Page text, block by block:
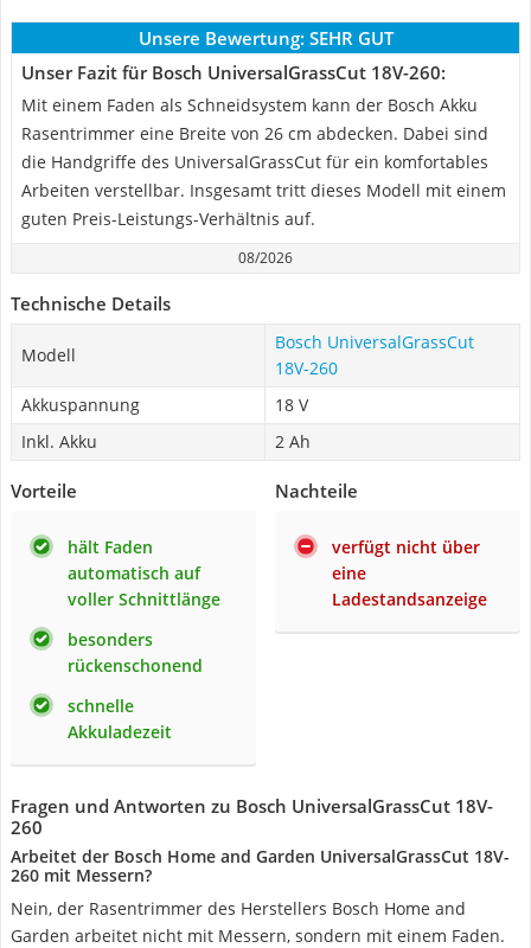
Unsere Bewertung: SEHR GUT
Unser Fazit für Bosch UniversalGrassCut 18V-260:
Mit einem Faden als Schneidsystem kann der Bosch Akku
Rasentrimmer eine Breite von 26 cm abdecken. Dabei sind
die Handgriffe des UniversalGrassCut für ein komfortables
Arbeiten verstellbar. Insgesamt tritt dieses Modell mit einem
guten Preis-Leistungs-Verhältnis auf.
08/2026
Technische Details
Modell
Bosch UniversalGrassCut
18V-260
Akkuspannung
18 V
Inkl. Akku
2 Ah
Vorteile
hält Faden
automatisch auf
voller Schnittlänge
besonders
rückenschonend
schnelle
Akkuladezeit
Nachteile
verfügt nicht über
eine
Ladestandsanzeige
Fragen und Antworten zu Bosch UniversalGrassCut 18V-
260
Arbeitet der Bosch Home and Garden UniversalGrassCut 18V-
260 mit Messern?
Nein, der Rasentrimmer des Herstellers Bosch Home and
Garden arbeitet nicht mit Messern, sondern mit einem Faden.